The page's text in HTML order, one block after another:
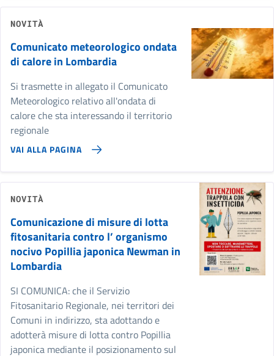
NOVITÀ
Comunicato meteorologico ondata
di calore in Lombardia
Si trasmette in allegato il Comunicato
Meteorologico relativo all'ondata di
calore che sta interessando il territorio
regionale
VAI ALLA PAGINA
NOVITÀ
Comunicazione di misure di lotta
fitosanitaria contro l’ organismo
nocivo Popillia japonica Newman in
Lombardia
SI COMUNICA: che il Servizio
Fitosanitario Regionale, nei territori dei
Comuni in indirizzo, sta adottando e
adotterà misure di lotta contro Popillia
japonica mediante il posizionamento sul